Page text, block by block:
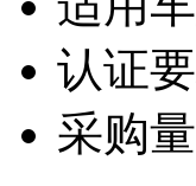
认证要
采购量